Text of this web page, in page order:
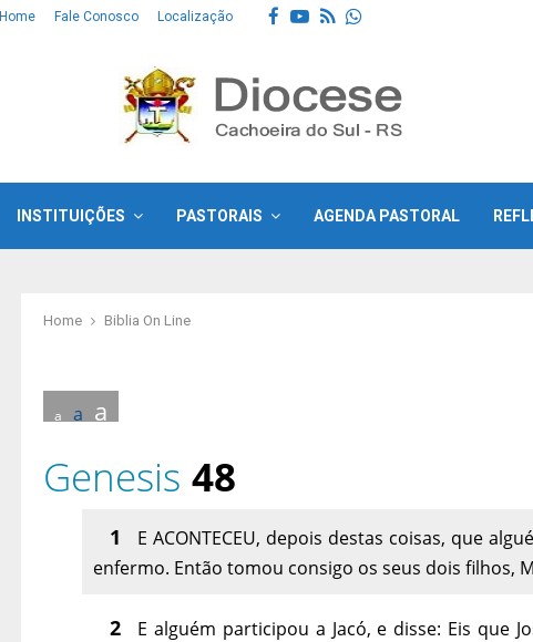
Home Fale Conosco Localização Facebook
Youtube
RssWhatsapp
INSTITUIÇÕES PASTORAIS AGENDA PASTORAL
Home Biblia On Line
a a a
Genesis 48
1
E ACONTECEU, depois destas coisas, que
enfermo. Então tomou consigo os seus dois filhos,
2
E alguém participou a Jacó, e disse: Eis que